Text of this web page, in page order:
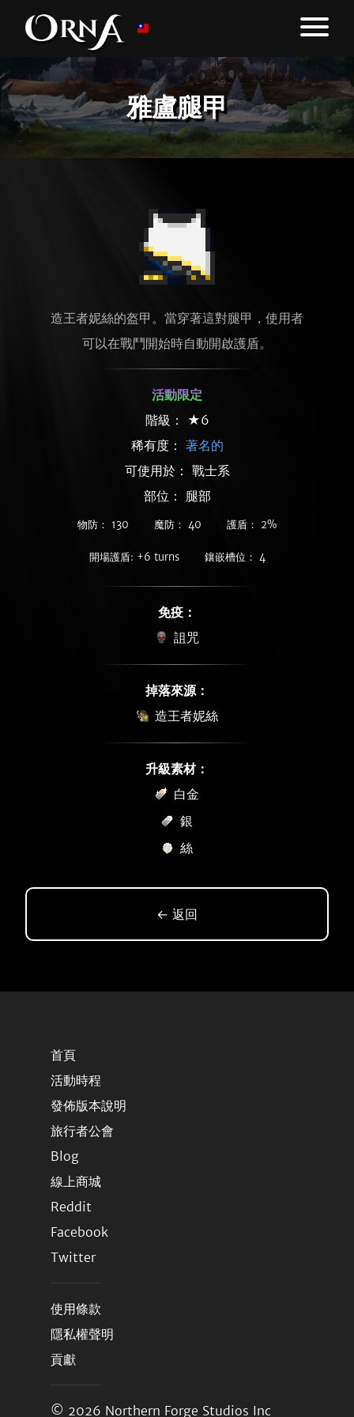
雅盧腿甲
造王者妮絲的盔甲。當穿著這對腿甲，使用者
可以在戰鬥開始時自動開啟護盾。
活動限定
階級： ★6
稀有度： 著名的
可使用於： 戰士系
部位： 腿部
物防： 130 魔防： 40 護盾： 2%
開場護盾: +6 turns 鑲嵌槽位： 4
免疫：
詛咒
掉落來源：
造王者妮絲
升級素材：
白金
銀
絲
← 返回
首頁
活動時程
發佈版本說明
旅行者公會
Blog
線上商城
Reddit
Facebook
Twitter
使用條款
隱私權聲明
貢獻
© 2026 Northern Forge Studios Inc